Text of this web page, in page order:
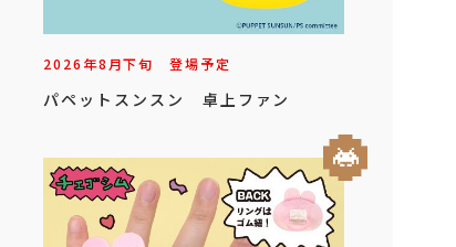
2026年8月下旬 登場予定
パペットスンスン 卓上ファン